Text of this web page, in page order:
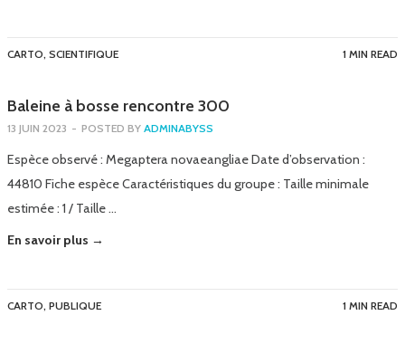
CARTO, SCIENTIFIQUE 1 MIN READ
Baleine à bosse rencontre 300
13 JUIN 2023 - POSTED BY ADMINABYSS
Espèce observé : Megaptera novaeangliae Date d’observation :
44810 Fiche espèce Caractéristiques du groupe : Taille minimale
estimée : 1 / Taille …
En savoir plus →
CARTO, PUBLIQUE 1 MIN READ